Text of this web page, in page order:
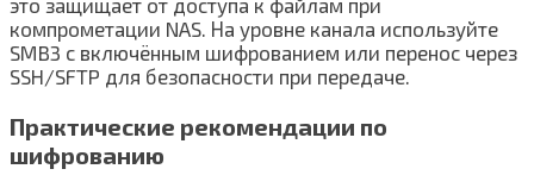
компрометации NAS. На уровне канала используйте
SMB3 с включённым шифрованием или перенос через
SSH/SFTP для безопасности при передаче.
Практические рекомендации по
шифрованию